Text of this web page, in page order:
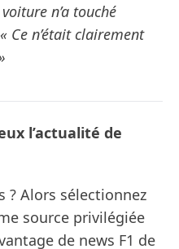
n’a touché
« Ce n’était clairement
l’actualité de
? Alors sélectionnez
source privilégiée
de news F1 de